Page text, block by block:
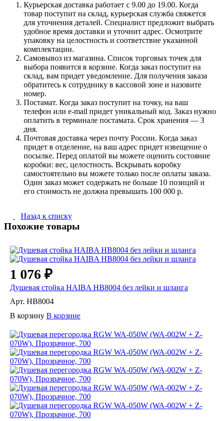
Курьерская доставка работает с 9.00 до 19.00. Когда
товар поступит на склад, курьерская служба свяжется
для уточнения деталей. Специалист предложит выбрать
удобное время доставки и уточнит адрес. Осмотрите
упаковку на целостность и соответствие указанной
комплектации.
Самовывоз из магазина. Список торговых точек для
выбора появится в корзине. Когда заказ поступит на
склад, вам придет уведомление. Для получения заказа
обратитесь к сотруднику в кассовой зоне и назовите
номер.
Постамат. Когда заказ поступит на точку, на ваш
телефон или e-mail придет уникальный код. Заказ нужно
оплатить в терминале постамата. Срок хранения — 3
дня.
Почтовая доставка через почту России. Когда заказ
придет в отделение, на ваш адрес придет извещение о
посылке. Перед оплатой вы можете оценить состояние
коробки: вес, целостность. Вскрывать коробку
самостоятельно вы можете только после оплаты заказа.
Один заказ может содержать не больше 10 позиций и
его стоимость не должна превышать 100 000 р.
Назад к списку
Похожие товары
1 076 ₽
Душевая стойка HAIBA HB8004 без лейки и шланга
Арт. HB8004
В корзину В корзине